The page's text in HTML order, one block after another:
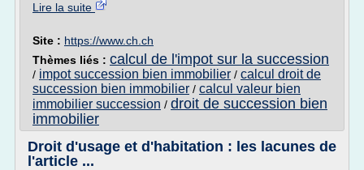
Lire la suite
Site : https://www.ch.ch
Thèmes liés : calcul de l'impot sur la succession
/ impot succession bien immobilier / calcul droit de
succession bien immobilier / calcul valeur bien
immobilier succession / droit de succession bien
immobilier
Droit d'usage et d'habitation : les lacunes de
l'article ...